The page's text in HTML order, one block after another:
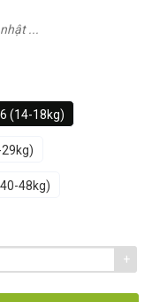
...
6 (14-18kg)
48kg)
+